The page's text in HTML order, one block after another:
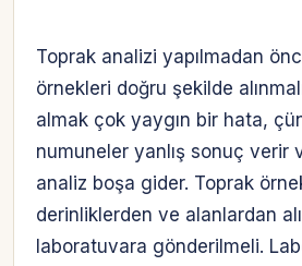
Toprak analizi yapılmadan
örnekleri doğru şekilde
almak çok yaygın bir hata,
numuneler yanlış sonuç verir
analiz boşa gider. Toprak
derinliklerden ve alanlardan
laboratuvara gönderilmeli.